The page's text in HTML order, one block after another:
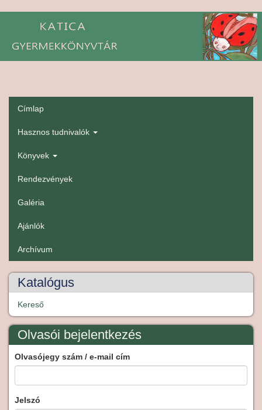
tartalomra
gyerekmenü
Címlap
Hasznos tudnivalók
Könyvek
Rendezvények
Galéria
Ajánlók
Archívum
Katalógus
Kereső
Olvasói bejelentkezés
Olvasójegy szám / e-mail cím
Jelszó